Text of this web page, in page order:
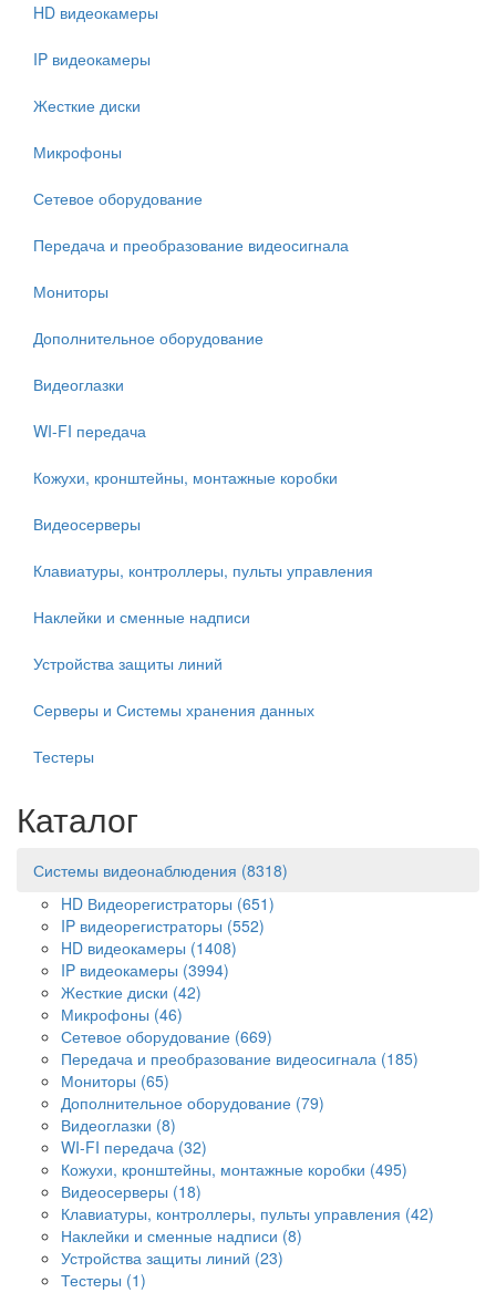
HD видеокамеры
IP видеокамеры
Жесткие диски
Микрофоны
Сетевое оборудование
Передача и преобразование видеосигнала
Мониторы
Дополнительное оборудование
Видеоглазки
WI-FI передача
Кожухи, кронштейны, монтажные коробки
Видеосерверы
Клавиатуры, контроллеры, пульты управления
Наклейки и сменные надписи
Устройства защиты линий
Серверы и Системы хранения данных
Тестеры
Каталог
Системы видеонаблюдения (8318)
HD Видеорегистраторы (651)
IP видеорегистраторы (552)
HD видеокамеры (1408)
IP видеокамеры (3994)
Жесткие диски (42)
Микрофоны (46)
Сетевое оборудование (669)
Передача и преобразование видеосигнала (185)
Мониторы (65)
Дополнительное оборудование (79)
Видеоглазки (8)
WI-FI передача (32)
Кожухи, кронштейны, монтажные коробки (495)
Видеосерверы (18)
Клавиатуры, контроллеры, пульты управления (42)
Наклейки и сменные надписи (8)
Устройства защиты линий (23)
Тестеры (1)